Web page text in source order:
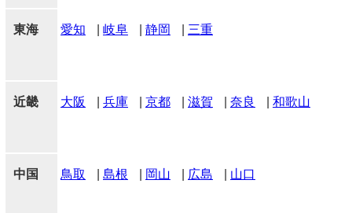
東海 愛知 岐阜 静岡 三重
近畿 大阪 兵庫 京都 滋賀 奈良 和歌山
中国 鳥取 島根 岡山 広島 山口